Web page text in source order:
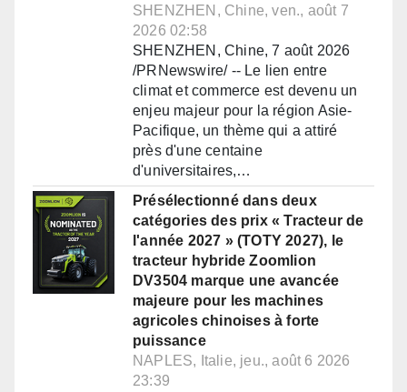
SHENZHEN, Chine, ven., août 7
2026 02:58
SHENZHEN, Chine, 7 août 2026
/PRNewswire/ -- Le lien entre
climat et commerce est devenu un
enjeu majeur pour la région Asie-
Pacifique, un thème qui a attiré
près d'une centaine
d'universitaires,…
Présélectionné dans deux
catégories des prix « Tracteur de
l'année 2027 » (TOTY 2027), le
tracteur hybride Zoomlion
DV3504 marque une avancée
majeure pour les machines
agricoles chinoises à forte
puissance
NAPLES, Italie, jeu., août 6 2026
23:39